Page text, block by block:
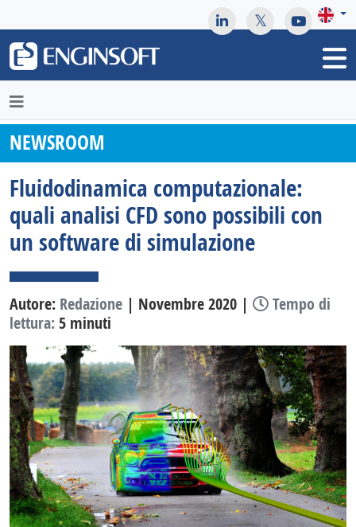
NEWSROOM
Fluidodinamica computazionale:
quali analisi CFD sono possibili con
un software di simulazione
Autore: Redazione | Novembre 2020 |
Tempo di
lettura:5 minuti
May we use cookies to track your activities? We take your
privacy very seriously. Please see our privacy policy for details
and any questions.